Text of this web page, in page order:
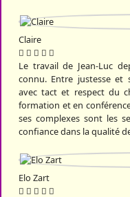
Claire
Le travail de Jean-Luc
connu. Entre justesse et
avec tact et respect du
formation et en
ses complexes sont les
confiance dans la qualité
Elo Zart